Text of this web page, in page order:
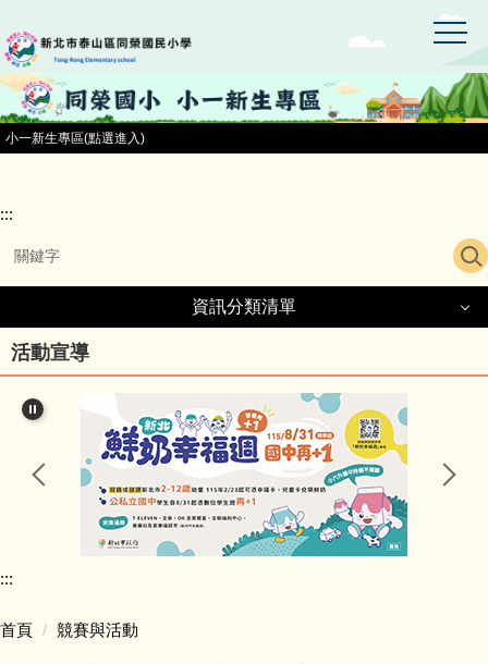
到
主
要
內
容
區
小一新生專區(點選進入)
:::
資訊分類清單
資訊分類清單
同榮國小首頁
小一新生專區
行政團隊介紹
活動宣導
:::
首頁 競賽與活動